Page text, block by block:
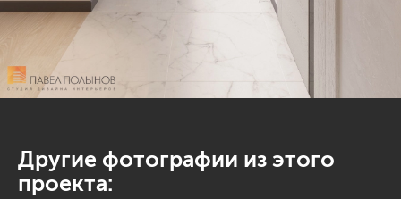
Другие фотографии из этого
проекта: